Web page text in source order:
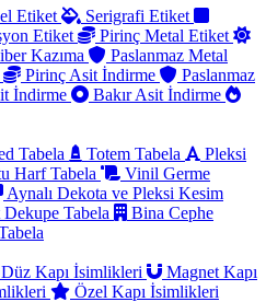
Etiket
Serigrafi Etiket
Etiket
Pirinç Metal Etiket
Kazıma
Paslanmaz Metal
Pirinç Asit İndirme
Paslanmaz
İndirme
Bakır Asit İndirme
Tabela Totem Tabela
Pleksi
Harf Tabela
Vinil Germe
Aynalı Dekota ve Pleksi Kesim
Tabela
Bina Cephe
Düz Kapı İsimlikleri
Magnet Kapı
Özel Kapı İsimlikleri